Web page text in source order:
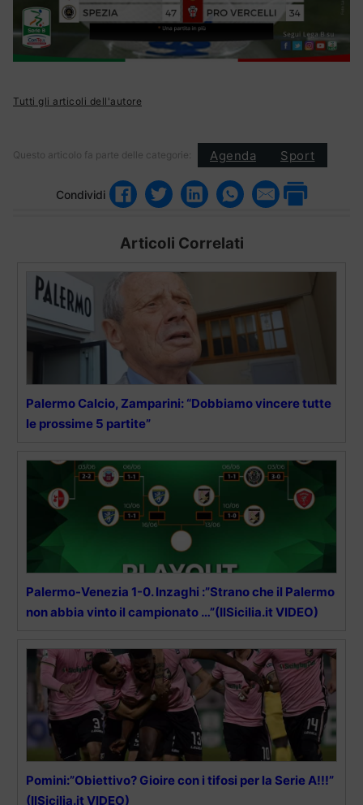
Tutti gli articoli dell'autore
Questo articolo fa parte delle categorie: Agenda Sport
Condividi
Articoli Correlati
Palermo Calcio, Zamparini: “Dobbiamo vincere tutte
le prossime 5 partite”
Palermo-Venezia 1-0. Inzaghi :”Strano che il Palermo
non abbia vinto il campionato …”(IlSicilia.it VIDEO)
Pomini:”Obiettivo? Gioire con i tifosi per la Serie A!!!”
(IlSicilia.it VIDEO)